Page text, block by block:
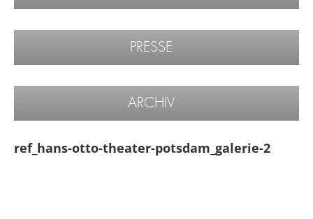
PRESSE
ARCHIV
ref_hans-otto-theater-potsdam_galerie-2